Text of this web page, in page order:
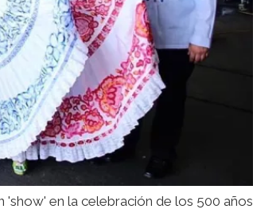
en la celebración de los 500 años